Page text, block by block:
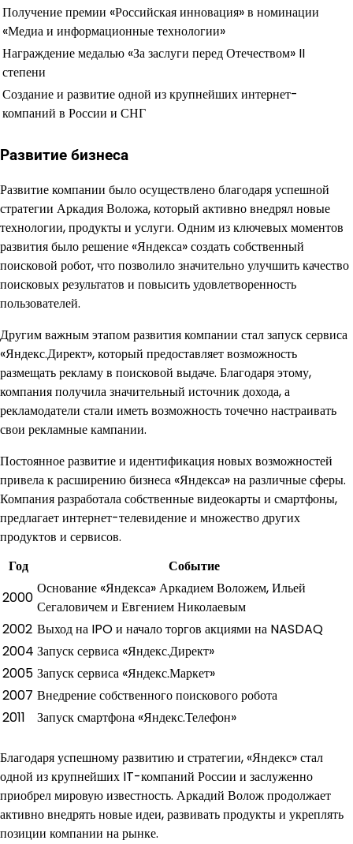
Получение премии «Российская инновация» в номинации
«Медиа и информационные технологии»
Награждение медалью «За заслуги перед Отечеством» II
степени
Создание и развитие одной из крупнейших интернет-
компаний в России и СНГ
Развитие бизнеса
Развитие компании было осуществлено благодаря успешной
стратегии Аркадия Воложа, который активно внедрял новые
технологии, продукты и услуги. Одним из ключевых моментов
развития было решение «Яндекса» создать собственный
поисковой робот, что позволило значительно улучшить качество
поисковых результатов и повысить удовлетворенность
пользователей.
Другим важным этапом развития компании стал запуск сервиса
«Яндекс.Директ», который предоставляет возможность
размещать рекламу в поисковой выдаче. Благодаря этому,
компания получила значительный источник дохода, а
рекламодатели стали иметь возможность точечно настраивать
свои рекламные кампании.
Постоянное развитие и идентификация новых возможностей
привела к расширению бизнеса «Яндекса» на различные сферы.
Компания разработала собственные видеокарты и смартфоны,
предлагает интернет-телевидение и множество других
продуктов и сервисов.
Год
Событие
2000
Основание «Яндекса» Аркадием Воложем, Ильей
Сегаловичем и Евгением Николаевым
2002 Выход на IPO и начало торгов акциями на NASDAQ
2004 Запуск сервиса «Яндекс.Директ»
2005 Запуск сервиса «Яндекс.Маркет»
2007 Внедрение собственного поискового робота
2011
Запуск смартфона «Яндекс.Телефон»
Благодаря успешному развитию и стратегии, «Яндекс» стал
одной из крупнейших IT-компаний России и заслуженно
приобрел мировую известность. Аркадий Волож продолжает
активно внедрять новые идеи, развивать продукты и укреплять
позиции компании на рынке.